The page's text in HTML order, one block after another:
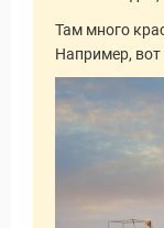
Там много
Например,